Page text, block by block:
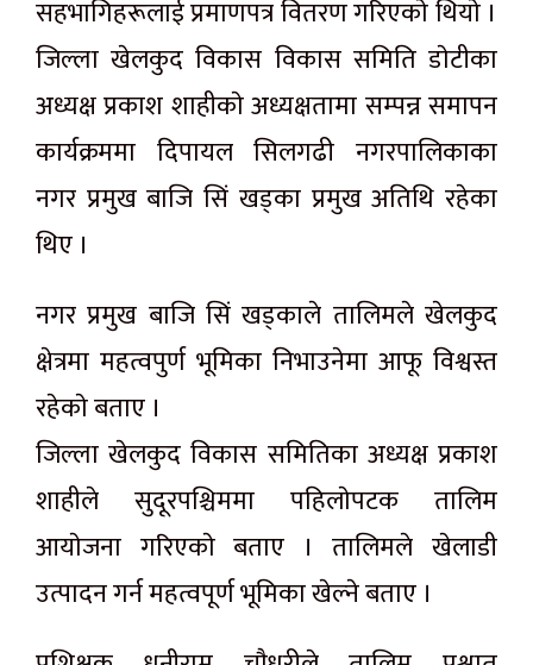
सहभागिहरूलाई प्रमाणपत्र वितरण गरिएकाे थियाे ।
जिल्ला खेलकुद विकास विकास समिति डाेटीका
अध्यक्ष प्रकाश शाहीकाे अध्यक्षतामा सम्पन्न समापन
कार्यक्रममा दिपायल सिलगढी नगरपालिकाका
नगर प्रमुख बाजि सिं खड्का प्रमुख अतिथि रहेका
थिए ।
नगर प्रमुख बाजि सिं खड्काले तालिमले खेलकुद
क्षेत्रमा महत्वपुर्ण भूमिका निभाउनेमा आफू विश्वस्त
रहेकाे बताए ।
जिल्ला खेलकुद विकास समितिका अध्यक्ष प्रकाश
शाहीले सुदूरपश्चिममा पहिलाेपटक तालिम
आयाेजना गरिएकाे बताए । तालिमले खेलाडी
उत्पादन गर्न महत्वपूर्ण भूमिका खेल्ने बताए ।